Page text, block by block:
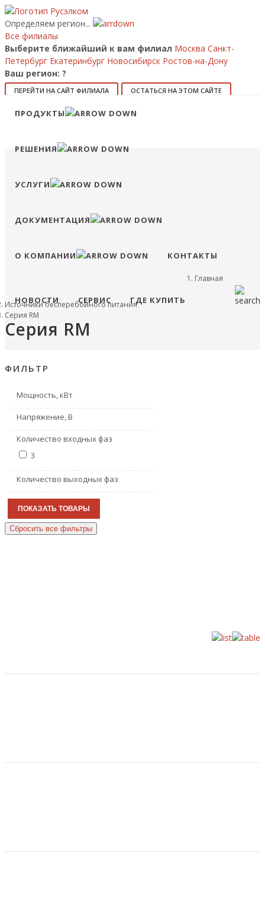
Определяем регион...
Все филиалы
Выберите ближайший к вам филиал Москва Санкт-
Петербург Екатеринбург Новосибирск Ростов-на-Дону
Ваш регион: ?
ПЕРЕЙТИ НА САЙТ ФИЛИАЛА ОСТАТЬСЯ НА ЭТОМ САЙТЕ
8 (800) 707-15-56
Конфигуратор
ПРОДУКТЫ
РЕШЕНИЯ
УСЛУГИ
ДОКУМЕНТАЦИЯ
О КОМПАНИИ КОНТАКТЫ
НОВОСТИ СЕРВИС ГДЕ КУПИТЬ
Главная
Источники бесперебойного питания
Серия RM
Серия RM
ФИЛЬТР
Мощность, кВт
Напряжение, В
Количество входных фаз
3
Количество выходных фаз